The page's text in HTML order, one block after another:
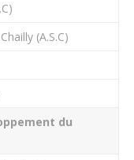
(A.S.C)
du